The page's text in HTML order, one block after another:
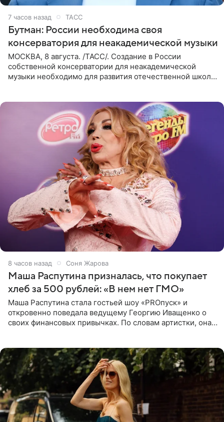
7 часов назад ТАСС
Бутман: России необходима своя
консерватория для неакадемической музыки
МОСКВА, 8 августа. /ТАСС/. Создание в России
собственной консерватории для неакадемической
музыки необходимо для развития отечественной школы
8 часов назад Соня Жарова
Маша Распутина призналась, что покупает
хлеб за 500 рублей: «В нем нет ГМО»
Маша Распутина стала гостьей шоу «PROпуск» и
откровенно поведала ведущему Георгию Иващенко о
своих финансовых привычках. По словам артистки, она